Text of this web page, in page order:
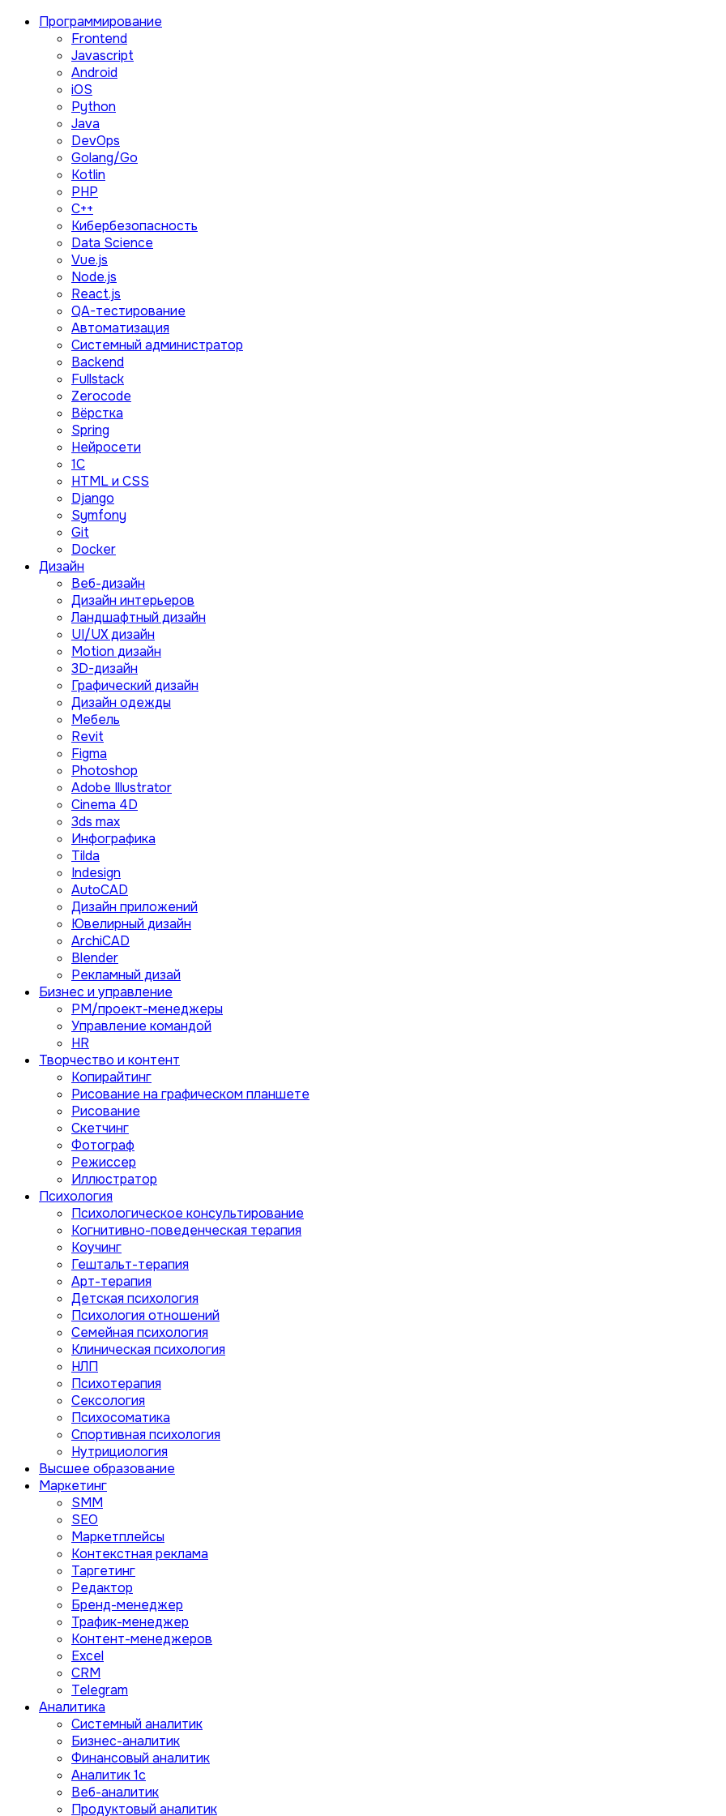
Программирование
Frontend
Javascript
Android
iOS
Python
Java
DevOps
Golang/Go
Kotlin
PHP
C++
Кибербезопасность
Data Science
Vue.js
Node.js
React.js
QA-тестирование
Автоматизация
Системный администратор
Backend
Fullstack
Zerocode
Вёрстка
Spring
Нейросети
1C
HTML и CSS
Django
Symfony
Git
Docker
Дизайн
Веб-дизайн
Дизайн интерьеров
Ландшафтный дизайн
UI/UX дизайн
Motion дизайн
3D-дизайн
Графический дизайн
Дизайн одежды
Мебель
Revit
Figma
Photoshop
Adobe Illustrator
Сinema 4D
3ds max
Инфографика
Tilda
Indesign
AutoCAD
Дизайн приложений
Ювелирный дизайн
ArchiCAD
Blender
Рекламный дизай
Бизнес и управление
PM/проект-менеджеры
Управление командой
HR
Творчество и контент
Копирайтинг
Рисование на графическом планшете
Рисование
Скетчинг
Фотограф
Режиссер
Иллюстратор
Психология
Психологическое консультирование
Когнитивно-поведенческая терапия
Коучинг
Гештальт-терапия
Арт-терапия
Детская психология
Психология отношений
Семейная психология
Клиническая психология
НЛП
Психотерапия
Сексология
Психосоматика
Спортивная психология
Нутрициология
Высшее образование
Маркетинг
SMM
SEO
Маркетплейсы
Контекстная реклама
Таргетинг
Редактор
Бренд-менеджер
Трафик-менеджер
Контент-менеджеров
Excel
CRM
Telegram
Аналитика
Системный аналитик
Бизнес-аналитик
Финансовый аналитик
Aналитик 1с
Веб-аналитик
Продуктовый аналитик